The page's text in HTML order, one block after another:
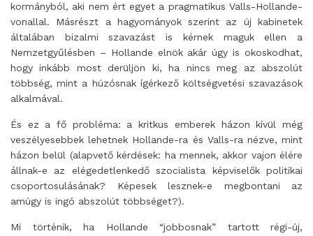
kormányból, aki nem ért egyet a pragmatikus Valls-Hollande-
vonallal. Másrészt a hagyományok szerint az új kabinetek
általában bizalmi szavazást is kérnek maguk ellen a
Nemzetgyűlésben – Hollande elnök akár úgy is okoskodhat,
hogy inkább most derüljön ki, ha nincs meg az abszolút
többség, mint a húzósnak ígérkező költségvetési szavazások
alkalmával.
És ez a fő probléma: a kritkus emberek házon kívül még
veszélyesebbek lehetnek Hollande-ra és Valls-ra nézve, mint
házon belül (alapvető kérdések: ha mennek, akkor vajon élére
állnak-e az elégedetlenkedő szocialista képviselők politikai
csoportosulásának? Képesek lesznek-e megbontani az
amúgy is ingó abszolút többséget?).
Mi történik, ha Hollande “jobbosnak” tartott régi-új,